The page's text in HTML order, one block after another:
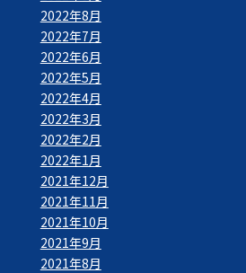
2022年8月
2022年7月
2022年6月
2022年5月
2022年4月
2022年3月
2022年2月
2022年1月
2021年12月
2021年11月
2021年10月
2021年9月
2021年8月